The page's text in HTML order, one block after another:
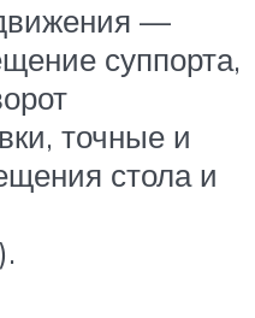
—
суппорта,
точные и
стола и